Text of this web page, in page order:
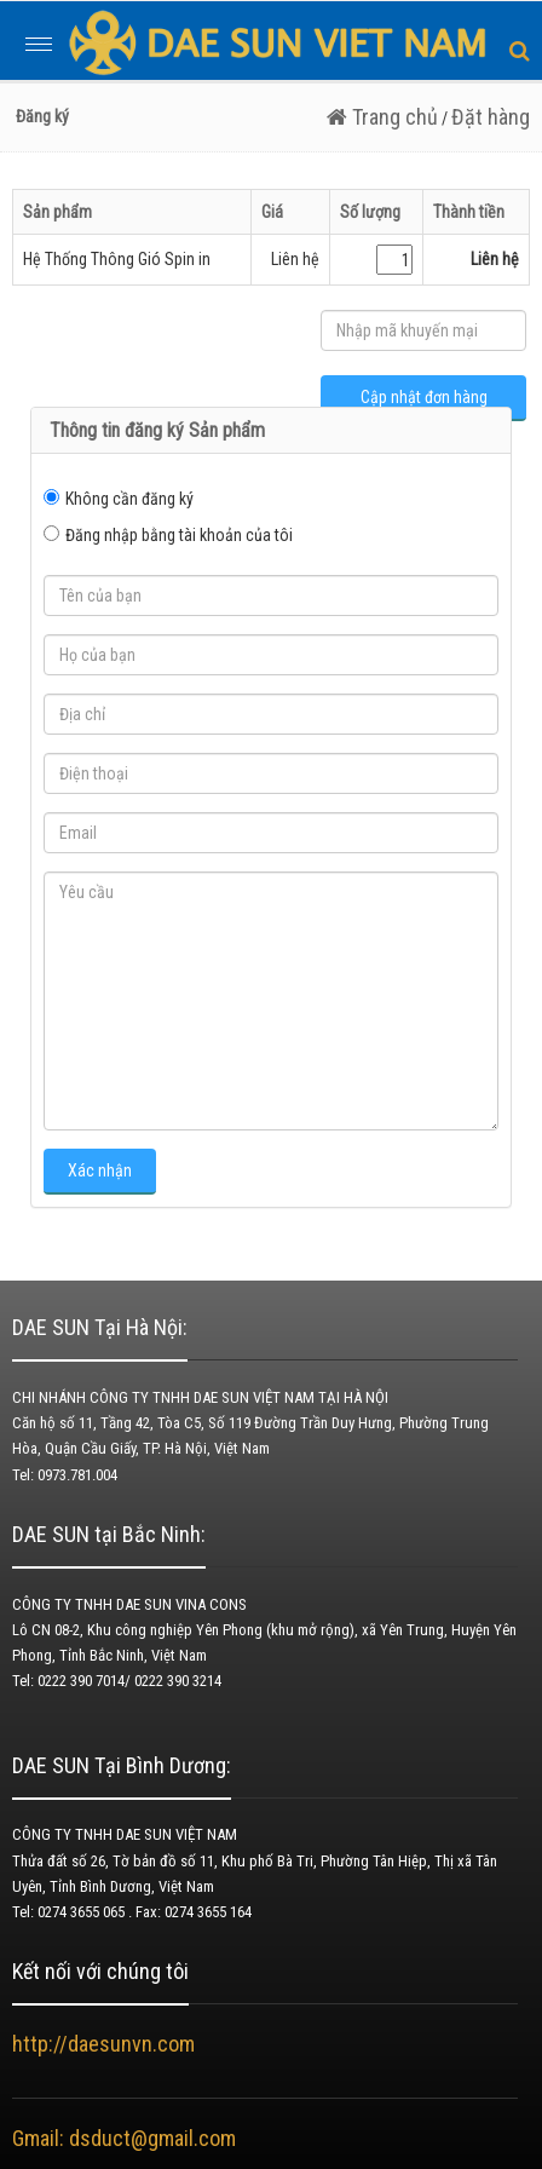
Toggle
navigation
Đăng ký
Trang chủ /Đặt hàng
Sản phẩm Giá Số lượng Thành tiền
Hệ Thống Thông Gió Spin in Liên hệ Liên hệ
Thông tin đăng ký Sản phẩm
Không cần đăng ký
Đăng nhập bằng tài khoản của tôi
DAE SUN Tại Hà Nội:
CHI NHÁNH CÔNG TY TNHH DAE SUN VIỆT NAM TẠI HÀ NỘI
Căn hộ số 11, Tầng 42, Tòa C5, Số 119 Đường Trần Duy Hưng, Phường Trung
Hòa, Quận Cầu Giấy, TP. Hà Nội, Việt Nam
Tel: 0973.781.004
DAE SUN tại Bắc Ninh:
CÔNG TY TNHH DAE SUN VINA CONS
Lô CN 08-2, Khu công nghiệp Yên Phong (khu mở rộng), xã Yên Trung, Huyện Yên
Phong, Tỉnh Bắc Ninh, Việt Nam
Tel: 0222 390 7014/ 0222 390 3214
DAE SUN Tại Bình Dương:
CÔNG TY TNHH DAE SUN VIỆT NAM
Thửa đất số 26, Tờ bản đồ số 11, Khu phố Bà Tri, Phường Tân Hiệp, Thị xã Tân
Uyên, Tỉnh Bình Dương, Việt Nam
Tel: 0274 3655 065 . Fax: 0274 3655 164
Kết nối với chúng tôi
http://daesunvn.com
Gmail: dsduct@gmail.com